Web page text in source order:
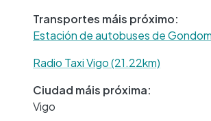
Transportes máis próximo:
Estación de autobuses de
Radio Taxi Vigo (21.22km)
Ciudad máis próxima:
Vigo